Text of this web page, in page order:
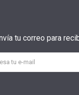
tu correo para